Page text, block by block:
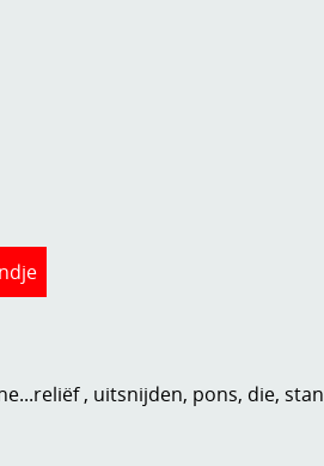
, uitsnijden, pons, die,